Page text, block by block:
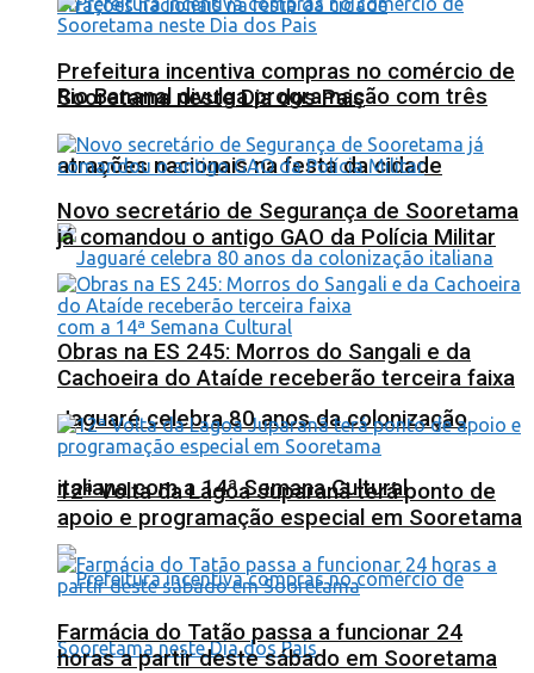
Rio Bananal divulga programação com três
atrações nacionais na festa da cidade
Jaguaré celebra 80 anos da colonização
italiana com a 14ª Semana Cultural
Prefeitura incentiva compras no comércio de
Sooretama neste Dia dos Pais
Novo secretário de Segurança de Sooretama
já comandou o antigo GAO da Polícia Militar
Obras na ES 245: Morros do Sangali e da
Cachoeira do Ataíde receberão terceira faixa
12ª Volta da Lagoa Juparanã terá ponto de
apoio e programação especial em Sooretama
Farmácia do Tatão passa a funcionar 24
horas a partir deste sábado em Sooretama